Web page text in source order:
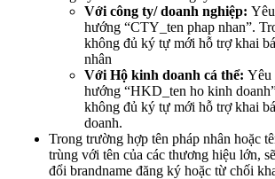
Với công ty/ doanh nghiệp:
hướng “CTY_ten phap nhan”.
không đủ ký tự mới hỗ trợ khai
nhân
Với Hộ kinh doanh cá thể: Yêu
hướng “HKD_ten ho kinh
không đủ ký tự mới hỗ trợ khai
doanh.
Trong trường hợp tên pháp nhân hoặc
trùng với tên của các thương hiệu lớn,
đổi brandname đăng ký hoặc từ chối